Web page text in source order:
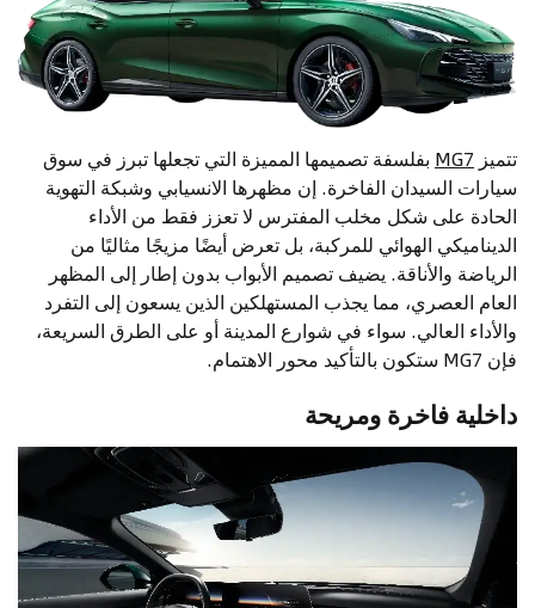
تتميز MG7 بفلسفة تصميمها المميزة التي تجعلها تبرز في سوق
سيارات السيدان الفاخرة. إن مظهرها الانسيابي وشبكة التهوية
الحادة على شكل مخلب المفترس لا تعزز فقط من الأداء
الديناميكي الهوائي للمركبة، بل تعرض أيضًا مزيجًا مثاليًا من
الرياضة والأناقة. يضيف تصميم الأبواب بدون إطار إلى المظهر
العام العصري، مما يجذب المستهلكين الذين يسعون إلى التفرد
والأداء العالي. سواء في شوارع المدينة أو على الطرق السريعة،
فإن MG7 ستكون بالتأكيد محور الاهتمام.
داخلية فاخرة ومريحة